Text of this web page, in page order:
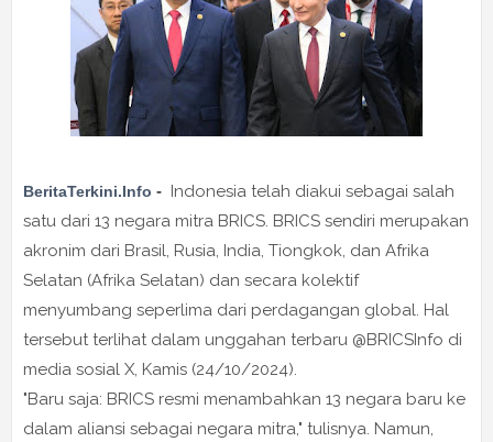
BeritaTerkini.Info - Indonesia telah diakui sebagai salah
satu dari 13 negara mitra BRICS. BRICS sendiri merupakan
akronim dari Brasil, Rusia, India, Tiongkok, dan Afrika
Selatan (Afrika Selatan) dan secara kolektif
menyumbang seperlima dari perdagangan global. Hal
tersebut terlihat dalam unggahan terbaru @BRICSInfo di
media sosial X, Kamis (24/10/2024).
"Baru saja: BRICS resmi menambahkan 13 negara baru ke
dalam aliansi sebagai negara mitra," tulisnya. Namun,